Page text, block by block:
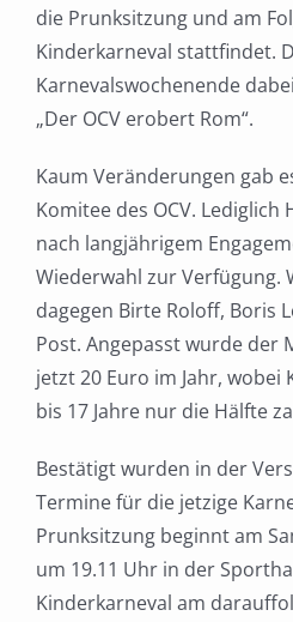
die Prunksitzung und am
Kinderkarneval stattfindet.
Karnevalswochenende
„Der OCV erobert Rom“.
Kaum Veränderungen gab
Komitee des OCV. Lediglich
nach langjährigem
Wiederwahl zur Verfügung.
dagegen Birte Roloff, Boris
Post. Angepasst wurde der
jetzt 20 Euro im Jahr, wobei
bis 17 Jahre nur die Hälfte
Bestätigt wurden in der
Termine für die jetzige
Prunksitzung beginnt am
um 19.11 Uhr in der
Kinderkarneval am